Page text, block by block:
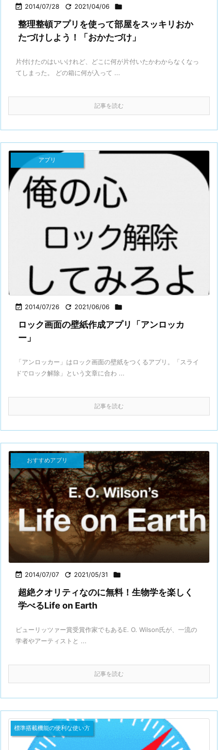
 2014/07/28  2021/04/06 
整理整頓アプリを使って部屋をスッキリおか
たづけしよう！「おかたづけ」
片付けたのはいいけれど、どこに何が片付いたかわからなくなっ
てしまった。 どの箱に何が入って ...
記事を読む
 2014/07/26  2021/06/06 
アプリ
ロック画面の壁紙作成アプリ「アンロッカ
ー」
「アンロッカー」はロック画面の壁紙をつくるアプリ。「スライ
ドでロック解除」という文章に合わ ...
記事を読む
 2014/07/07  2021/05/31 
おすすめアプリ
超絶クオリティなのに無料！生物学を楽しく
学べるLife on Earth
ピューリッツァー賞受賞作家でもあるE. O. Wilson氏が、一流の
学者やアーティストと ...
記事を読む
標準搭載機能の便利な使い方